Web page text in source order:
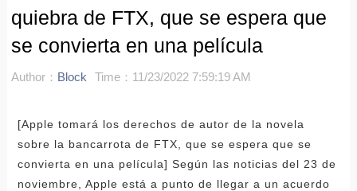
quiebra de FTX, que se espera que
se convierta en una película
Author： Block Time：11/23/2022 7:59:19 AM
[Apple tomará los derechos de autor de la novela
sobre la bancarrota de FTX, que se espera que se
convierta en una película] Según las noticias del 23 de
noviembre, Apple está a punto de llegar a un acuerdo